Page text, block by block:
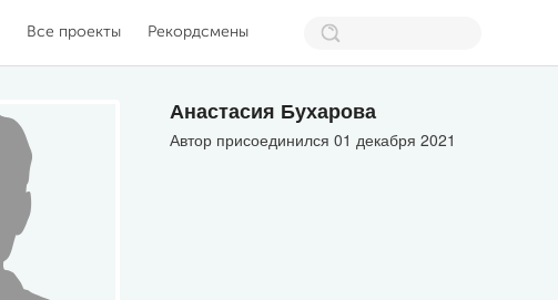
Все проекты Рекордсмены
Анастасия Бухарова
Автор присоединился 01 декабря 2021